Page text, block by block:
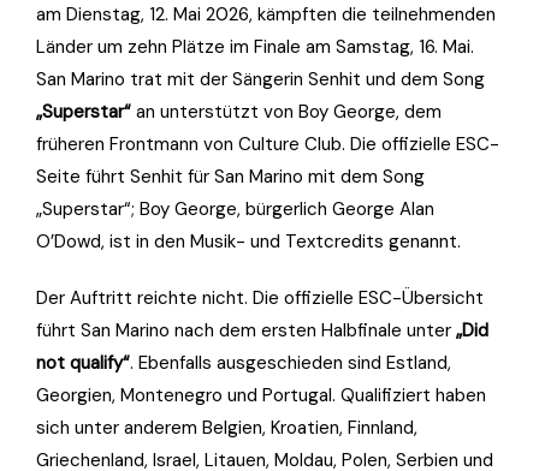
am Dienstag, 12. Mai 2026, kämpften die teilnehmenden
Länder um zehn Plätze im Finale am Samstag, 16. Mai.
San Marino trat mit der Sängerin Senhit und dem Song
„Superstar“ an unterstützt von Boy George, dem
früheren Frontmann von Culture Club. Die offizielle ESC-
Seite führt Senhit für San Marino mit dem Song
„Superstar“; Boy George, bürgerlich George Alan
O’Dowd, ist in den Musik- und Textcredits genannt.
Der Auftritt reichte nicht. Die offizielle ESC-Übersicht
führt San Marino nach dem ersten Halbfinale unter „Did
not qualify“. Ebenfalls ausgeschieden sind Estland,
Georgien, Montenegro und Portugal. Qualifiziert haben
sich unter anderem Belgien, Kroatien, Finnland,
Griechenland, Israel, Litauen, Moldau, Polen, Serbien und